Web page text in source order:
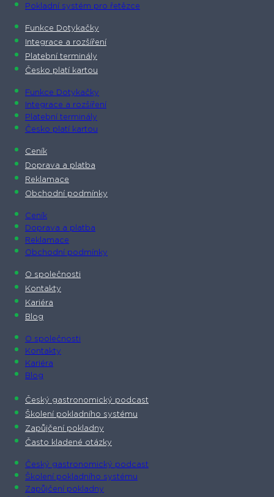
Pokladní systém pro řetězce
Funkce Dotykačky
Integrace a rozšíření
Platební terminály
Česko platí kartou
Funkce Dotykačky
Integrace a rozšíření
Platební terminály
Česko platí kartou
Ceník
Doprava a platba
Reklamace
Obchodní podmínky
Ceník
Doprava a platba
Reklamace
Obchodní podmínky
O společnosti​
Kontakty
Kariéra
Blog
O společnosti​
Kontakty
Kariéra
Blog
Český gastronomický podcast​
Školení pokladního systému
Zapůjčení pokladny
Často kladené otázky
Český gastronomický podcast​
Školení pokladního systému
Zapůjčení pokladny